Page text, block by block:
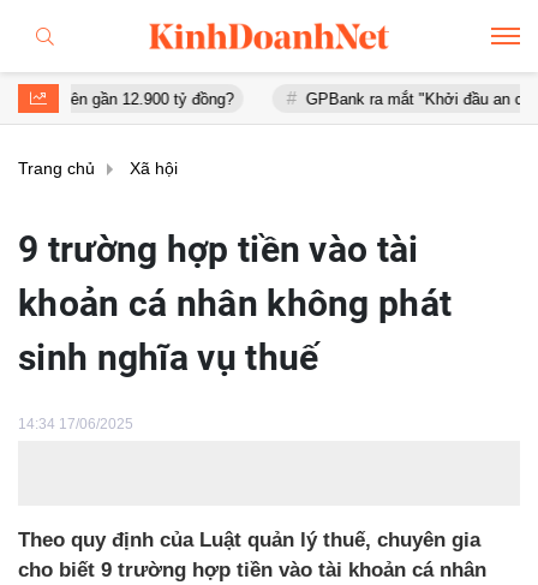
12.900 tỷ đồng? GPBank ra mắt "Khởi đầu an cư", đồng hành
Trang chủ Xã hội
9 trường hợp tiền vào tài
khoản cá nhân không phát
sinh nghĩa vụ thuế
14:34 17/06/2025
Theo quy định của Luật quản lý thuế, chuyên gia
cho biết 9 trường hợp tiền vào tài khoản cá nhân